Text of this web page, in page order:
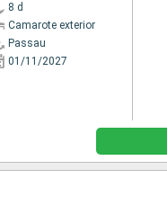
8 d
Camarote exterior
Passau
01/11/2027